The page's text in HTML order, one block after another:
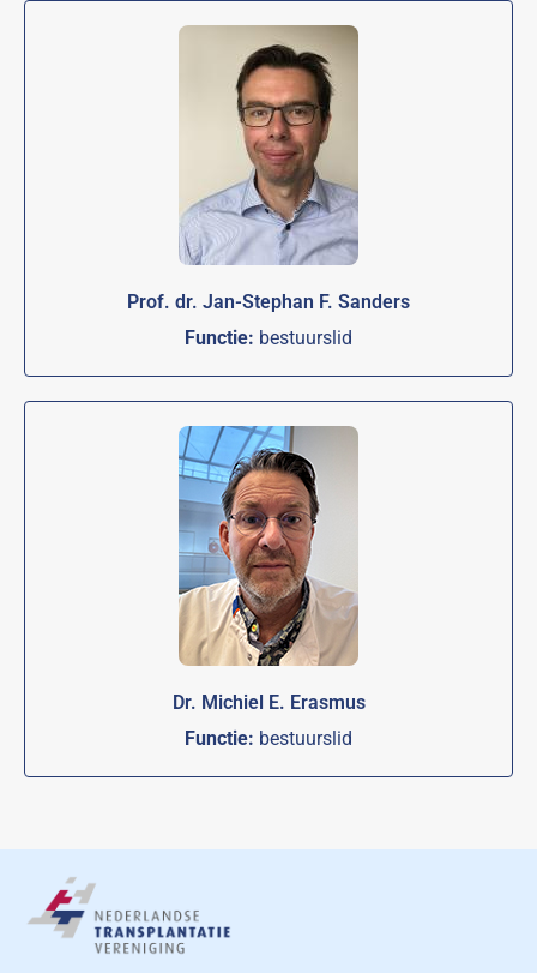
Prof. dr. Jan-Stephan F. Sanders
Functie: bestuurslid
Dr. Michiel E. Erasmus
Functie: bestuurslid